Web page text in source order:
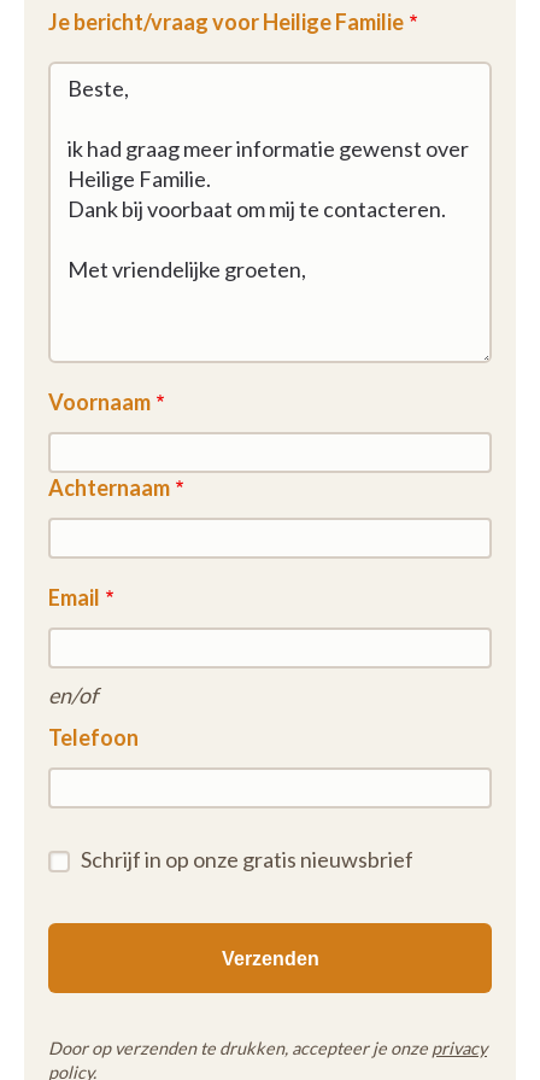
Je bericht/vraag voor Heilige Familie
Voornaam
Achternaam
Email
en/of
Telefoon
Schrijf in op onze gratis nieuwsbrief
Door op verzenden te drukken, accepteer je onze privacy
policy.